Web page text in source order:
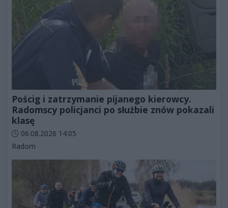
Pościg i zatrzymanie pijanego kierowcy.
Radomscy policjanci po służbie znów pokazali
klasę
Data dodania artykułu:
06.08.2026 14:05
Kategorie artykułu:
Radom